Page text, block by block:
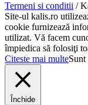
Termeni si conditii /
Site-ul kalis.ro
cookie furnizează
utilizat. Vă facem
împiedica să folosiţi
Citeste mai multeSunt
Închide